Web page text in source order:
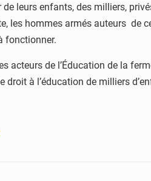
leurs enfants, des milliers,
les hommes armés auteurs de
fonctionner.
de l’Éducation de la
à l’éducation de milliers